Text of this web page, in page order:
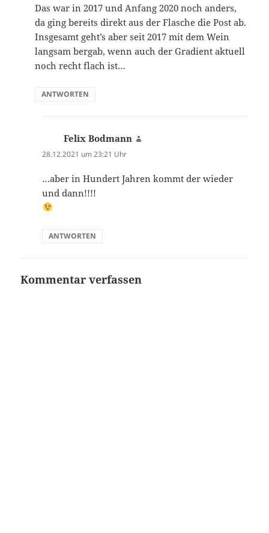
Das war in 2017 und Anfang 2020 noch anders,
da ging bereits direkt aus der Flasche die Post ab.
Insgesamt geht’s aber seit 2017 mit dem Wein
langsam bergab, wenn auch der Gradient aktuell
noch recht flach ist…
ANTWORTEN
Felix Bodmann
28.12.2021 um 23:21 Uhr
…aber in Hundert Jahren kommt der wieder
und dann!!!!
ANTWORTEN
Kommentar verfassen